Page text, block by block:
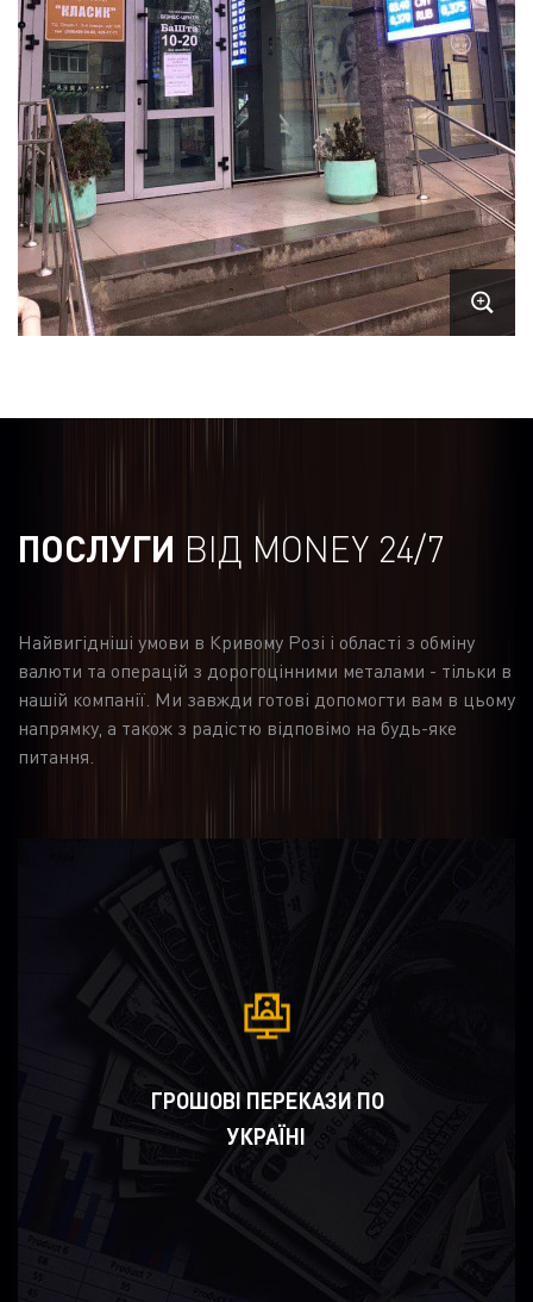
ПОСЛУГИ ВІД MONEY 24/7
Найвигідніші умови в Кривому Розі і області з обміну
валюти та операцій з дорогоцінними металами - тільки в
нашій компанії. Ми завжди готові допомогти вам в цьому
напрямку, а також з радістю відповімо на будь-яке
питання.
ГРОШОВІ ПЕРЕКАЗИ ПО
УКРАЇНІ